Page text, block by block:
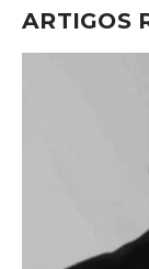
ARTIGOS